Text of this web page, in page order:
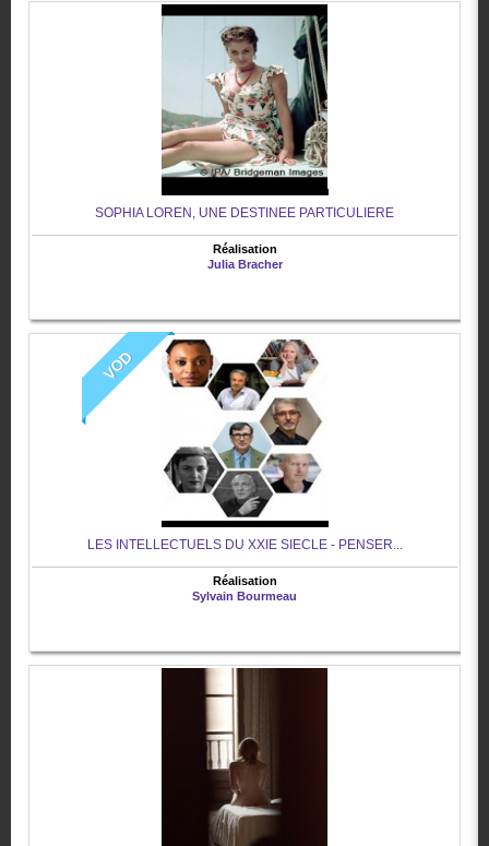
SOPHIA LOREN, UNE DESTINEE PARTICULIERE
Réalisation
Julia Bracher
VOD
LES INTELLECTUELS DU XXIE SIECLE - PENSER...
Réalisation
Sylvain Bourmeau